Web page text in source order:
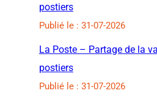
postiers
Publié le : 31-07-2026
La Poste – Partage de la
postiers
Publié le : 31-07-2026